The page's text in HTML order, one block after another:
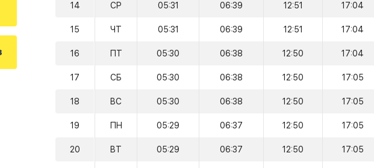
14 СР 05:31 06:39 12:51 17:04
15 ЧТ 05:31 06:39 12:51 17:04
16 ПТ 05:30 06:38 12:50 17:04
17 СБ 05:30 06:38 12:50 17:05
18 ВС 05:30 06:38 12:50 17:05
19 ПН 05:29 06:37 12:50 17:05
20 ВТ 05:29 06:37 12:50 17:05